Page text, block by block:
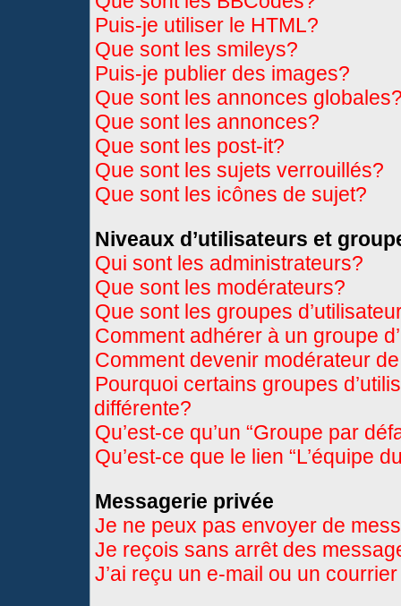
Puis-je utiliser le HTML?
Que sont les smileys?
Puis-je publier des images?
Que sont les annonces
Que sont les annonces?
Que sont les post-it?
Que sont les sujets verrouillés?
Que sont les icônes de sujet?
Niveaux d’utilisateurs et
Qui sont les administrateurs?
Que sont les modérateurs?
Que sont les groupes
Comment adhérer à un groupe
Comment devenir modérateur
Pourquoi certains groupes
différente?
Qu’est-ce qu’un “Groupe par
Qu’est-ce que le lien “L’équipe
Messagerie privée
Je ne peux pas envoyer de
Je reçois sans arrêt des
J’ai reçu un e-mail ou un